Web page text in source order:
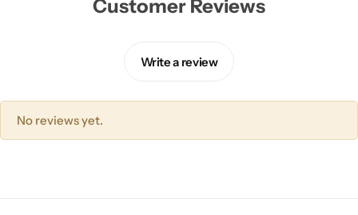
Customer Reviews
Write a review
No reviews yet.